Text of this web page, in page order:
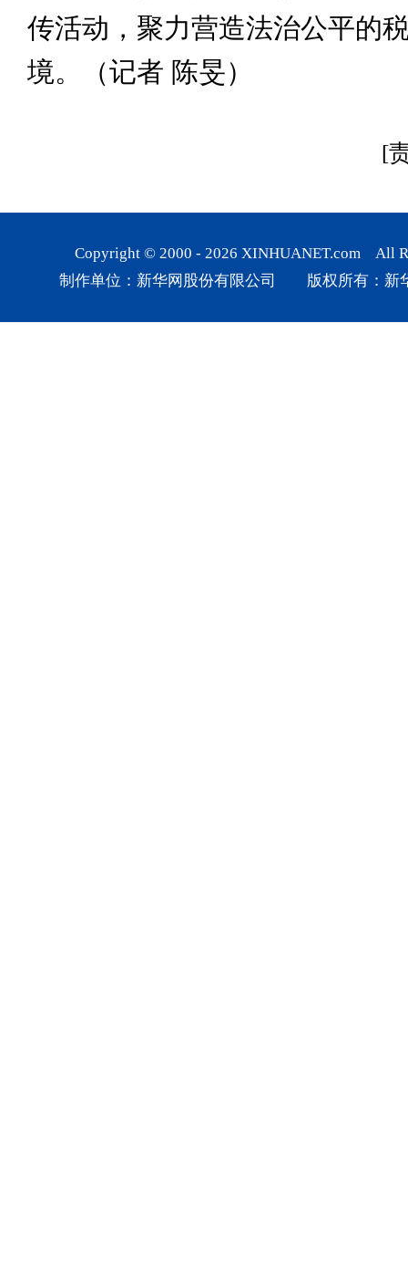
传活动，聚力营造法治公平的
境。（记者 陈旻）
[
Copyright © 2000 - 2026 XINHUANET.com All
制作单位：新华网股份有限公司 版权所有：新